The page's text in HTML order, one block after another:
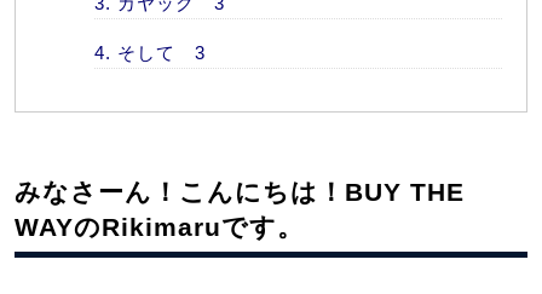
そして 3
みなさーん！こんにちは！BUY THE
WAYのRikimaruです。